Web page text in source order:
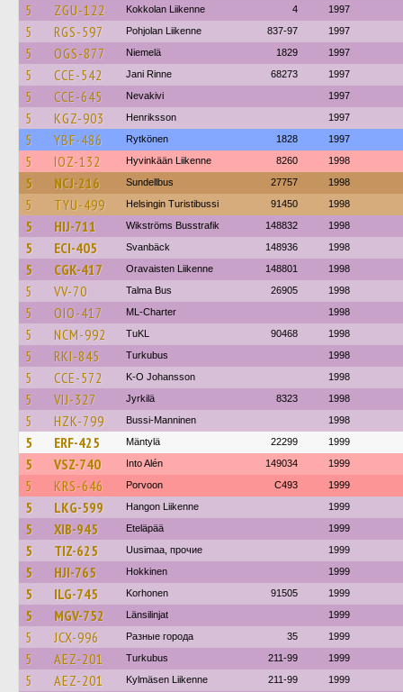
5 ZGU-122 Kokkolan Liikenne 4 1997
5 RGS-597 Pohjolan Liikenne 837-97 1997
5 OGS-877 Niemelä 1829 1997
5 CCE-542 Jani Rinne 68273 1997
5 CCE-645 Nevakivi 1997
5 KGZ-903 Henriksson 1997
5 YBF-486 Rytkönen 1828 1997
5 IOZ-132 Hyvinkään Liikenne 8260 1998
5 NCJ-216 Sundellbus 27757 1998
5 TYU-499 Helsingin Turistibussi 91450 1998
5 HIJ-711 Wikströms Busstrafik 148832 1998
5 ECI-405 Svanbäck 148936 1998
5 CGK-417 Oravaisten Liikenne 148801 1998
5 VV-70 Talma Bus 26905 1998
5 OIO-417 ML-Charter 1998
5 NCM-992 TuKL 90468 1998
5 RKI-845 Turkubus 1998
5 CCE-572 K-O Johansson 1998
5 VIJ-327 Jyrkilä 8323 1998
5 HZK-799 Bussi-Manninen 1998
5 ERF-425 Mäntylä 22299 1999
5 VSZ-740 Into Alén 149034 1999
5 KRS-646 Porvoon C493 1999
5 LKG-599 Hangon Liikenne 1999
5 XIB-945 Eteläpää 1999
5 TIZ-625 Uusimaa, прочие 1999
5 HJI-765 Hokkinen 1999
5 ILG-745 Korhonen 91505 1999
5 MGV-752 Länsilinjat 1999
5 JCX-996 Разные города 35 1999
5 AEZ-201 Turkubus 211-99 1999
5 AEZ-201 Kylmäsen Liikenne 211-99 1999